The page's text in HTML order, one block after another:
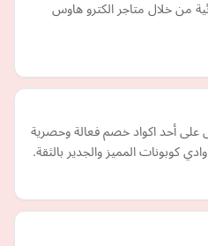
من خلال متاجر الكترو هاوس
أحد اكواد خصم فعالة وحصرية
كوبونات المميز والجدير بالثقة.